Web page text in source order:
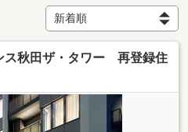
ス秋田ザ・タワー 再登録住